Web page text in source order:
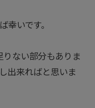
幸いです。
りない部分もありま
出来ればと思いま